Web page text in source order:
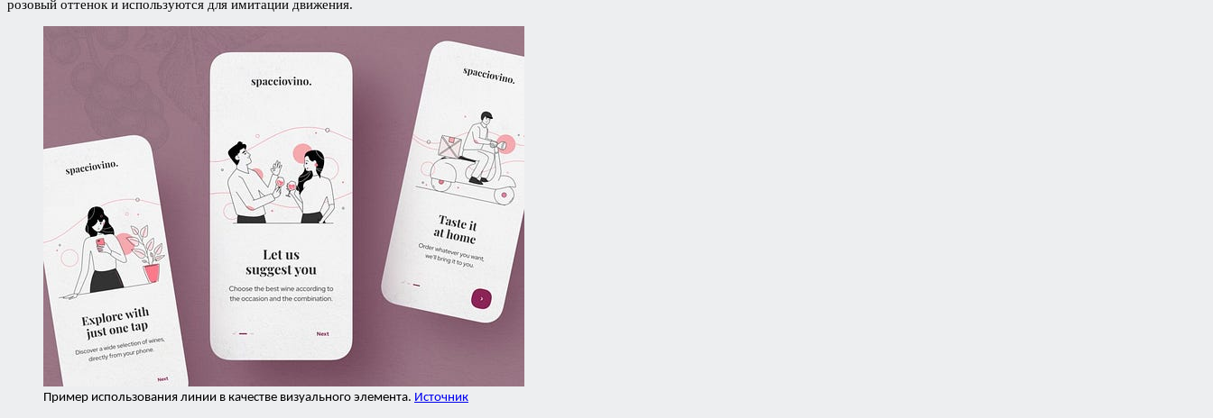
розовый оттенок и используются для имитации движения.
Пример использования линии в качестве визуального элемента. Источник